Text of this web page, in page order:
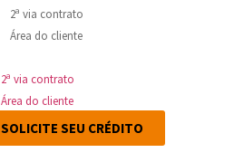
2ª via contrato
Área do cliente
2ª via contrato
Área do cliente
SOLICITE SEU CRÉDITO